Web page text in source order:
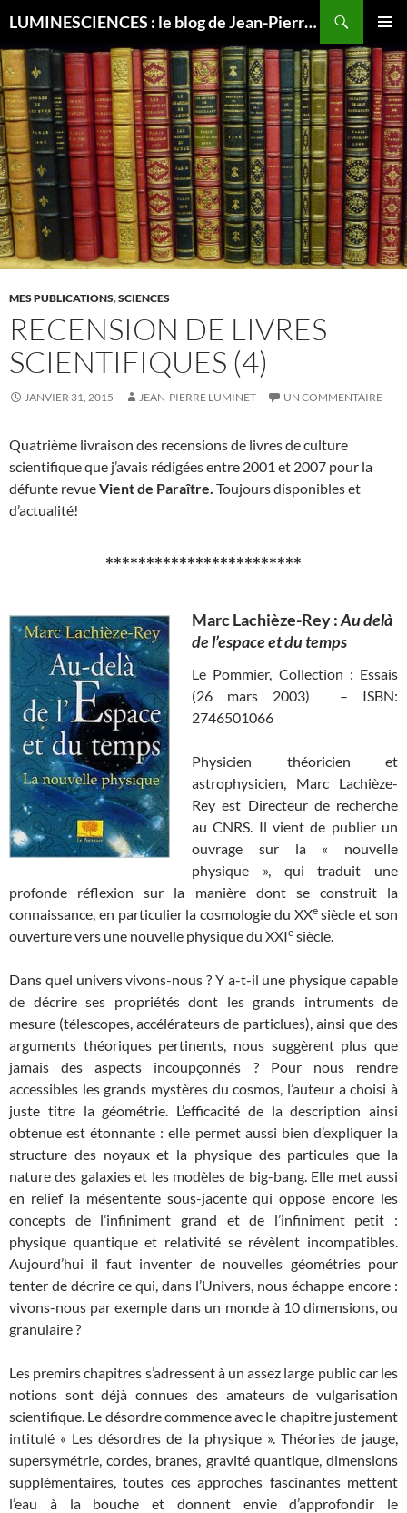
LUMINESCIENCES : le blog de Jean-Pierre LUMINET, astrophysicien
MENU
AU
CONTENU
MES PUBLICATIONS,SCIENCES
RECENSION DE LIVRES
SCIENTIFIQUES (4)
JANVIER 31, 2015 JEAN-PIERRE LUMINET UN COMMENTAIRE
Quatrième livraison des recensions de livres de culture
scientifique que j’avais rédigées entre 2001 et 2007 pour la
défunte revueVient de Paraître. Toujours disponibles et
d’actualité!
************************
Marc Lachièze-Rey :Au delà
de l’espace et du temps
Le Pommier, Collection : Essais
(26 mars 2003) – ISBN:
2746501066
Physicien théoricien et
astrophysicien, Marc Lachièze-
Rey est Directeur de recherche
au CNRS. Il vient de publier un
ouvrage sur la « nouvelle
physique », qui traduit une
profonde réflexion sur la manière dont se construit la
connaissance, en particulier la cosmologie du XXesiècle et son
ouverture vers une nouvelle physique du XXIe siècle.
Dans quel univers vivons-nous ? Y a-t-il une physique capable
de décrire ses propriétés dont les grands intruments de
mesure (télescopes, accélérateurs de particlues), ainsi que des
arguments théoriques pertinents, nous suggèrent plus que
jamais des aspects incoupçonnés ? Pour nous rendre
accessibles les grands mystères du cosmos, l’auteur a choisi à
juste titre la géométrie. L’efficacité de la description ainsi
obtenue est étonnante : elle permet aussi bien d’expliquer la
structure des noyaux et la physique des particules que la
nature des galaxies et les modèles de big-bang. Elle met aussi
en relief la mésentente sous-jacente qui oppose encore les
concepts de l’infiniment grand et de l’infiniment petit :
physique quantique et relativité se révèlent incompatibles.
Aujourd’hui il faut inventer de nouvelles géométries pour
tenter de décrire ce qui, dans l’Univers, nous échappe encore :
vivons-nous par exemple dans un monde à 10 dimensions, ou
granulaire ?
Les premirs chapitres s’adressent à un assez large public car les
notions sont déjà connues des amateurs de vulgarisation
scientifique. Le désordre commence avec le chapitre justement
intitulé « Les désordres de la physique ». Théories de jauge,
supersymétrie, cordes, branes, gravité quantique, dimensions
supplémentaires, toutes ces approches fascinantes mettent
l’eau à la bouche et donnent envie d’approfondir le